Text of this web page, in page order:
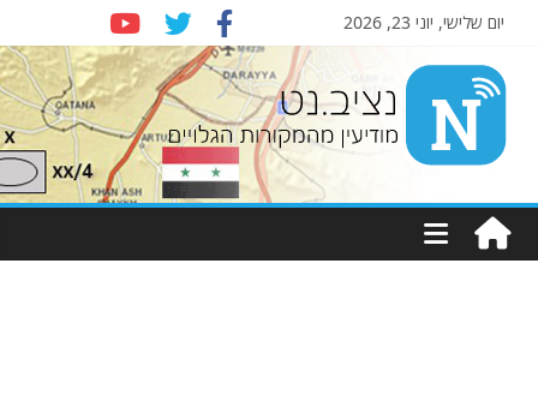
יום שלישי, יוני 23, 2026
Nziv.net
מודיעין
מהמקורות